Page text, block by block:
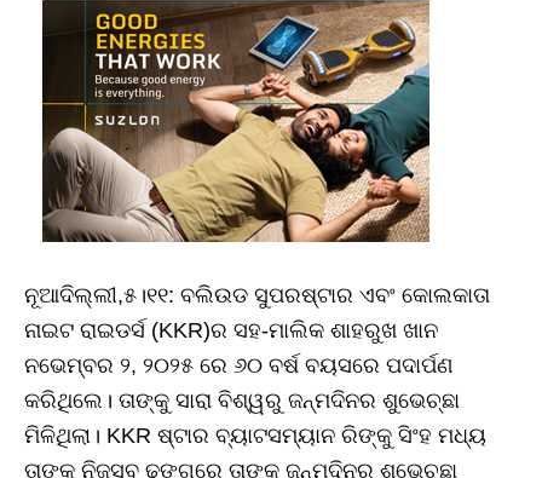
ନୂଆଦିଲ୍ଲୀ,୫।୧୧: ବଲିଉଡ ସୁପରଷ୍ଟାର ଏବଂ କୋଲକାତା
ନାଇଟ ରାଇଡର୍ସ (KKR)ର ସହ-ମାଲିକ ଶାହରୁଖ ଖାନ
ନଭେମ୍ବର ୨, ୨୦୨୫ ରେ ୬୦ ବର୍ଷ ବୟସରେ ପଦାର୍ପଣ
କରିଥିଲେ। ତାଙ୍କୁ ସାରା ବିଶ୍ୱରୁ ଜନ୍ମଦିନର ଶୁଭେଚ୍ଛା
ମିଳିଥିଲା। KKR ଷ୍ଟାର ବ୍ୟାଟସମ୍ୟାନ ରିଙ୍କୁ ସିଂହ ମଧ୍ୟ
ତାଙ୍କ ନିଜସ୍ବ ଢଙ୍ଗରେ ତାଙ୍କୁ ଜନ୍ମଦିନର ଶୁଭେଚ୍ଛା